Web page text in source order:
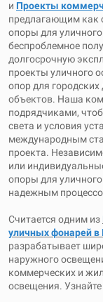
и Проекты
предлагающим как
опоры для
беспроблемное
долгосрочную
проекты уличного
опор для
объектов. Наша
подрядчиками,
света и условия
международным
проекта.
или
опоры для
надежным
Считается одним из
уличных фонарей в
разрабатывает
наружного
коммерческих и
освещения.